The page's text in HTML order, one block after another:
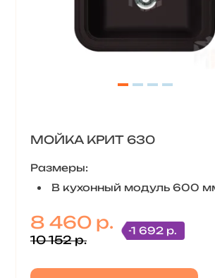
МОЙКА КРИТ 630
Размеры:
В кухонный модуль 600
8 460 р.
10 152 р.
-1 692 р.